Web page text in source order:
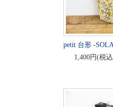
petit 台形 -
1,400円(税